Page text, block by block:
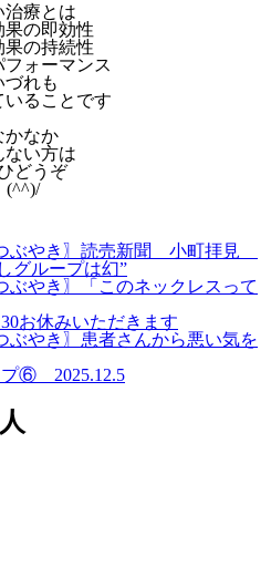
治療とは
果の即効性
果の持続性
フォーマンス
づれも
いることです
かなか
ない方は
どうぞ
(^^)/
つぶやき〗読売新聞 小町拝見
グループは幻”
ぶやき〗「このネックレスって
お休みいただきます
ぶやき〗患者さんから悪い気を
プ⑥ 2025.12.5